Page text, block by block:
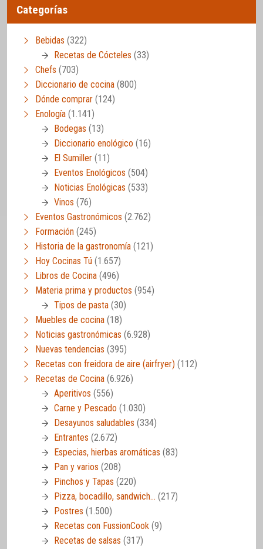
Categorías
Bebidas (322)
Recetas de Cócteles (33)
Chefs (703)
Diccionario de cocina (800)
Dónde comprar (124)
Enología (1.141)
Bodegas (13)
Diccionario enológico (16)
El Sumiller (11)
Eventos Enológicos (504)
Noticias Enológicas (533)
Vinos (76)
Eventos Gastronómicos (2.762)
Formación (245)
Historia de la gastronomía (121)
Hoy Cocinas Tú (1.657)
Libros de Cocina (496)
Materia prima y productos (954)
Tipos de pasta (30)
Muebles de cocina (18)
Noticias gastronómicas (6.928)
Nuevas tendencias (395)
Recetas con freidora de aire (airfryer) (112)
Recetas de Cocina (6.926)
Aperitivos (556)
Carne y Pescado (1.030)
Desayunos saludables (334)
Entrantes (2.672)
Especias, hierbas aromáticas (83)
Pan y varios (208)
Pinchos y Tapas (220)
Pizza, bocadillo, sandwich… (217)
Postres (1.500)
Recetas con FussionCook (9)
Recetas de salsas (317)